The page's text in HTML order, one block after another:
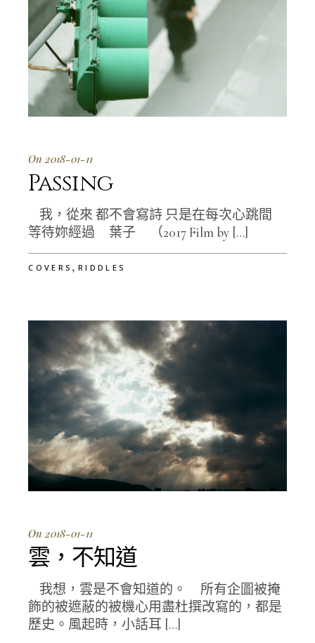
On 2018-01-11
Passing
我，從來 都不會寫詩 只是在每次心跳間
等待妳經過 葉子 （2017 Film by […]
COVERS ,RIDDLES
On 2018-01-11
雲，不知道
我想，雲是不會知道的。 所有企圖被掩
飾的被遮蔽的被機心用盡杜撰改寫的，都是
歷史。風起時，小話耳 […]